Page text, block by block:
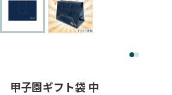
甲子園ギフト袋 中